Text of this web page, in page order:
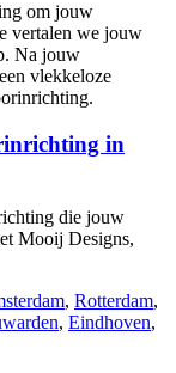
om jouw
vertalen we jouw
Na jouw
vlekkeloze
in
die jouw
Mooij Designs,
, Rotterdam,
, Eindhoven,